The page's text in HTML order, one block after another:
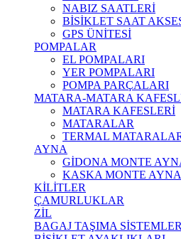
NABIZ SAATLERİ
BİSİKLET SAAT
GPS ÜNİTESİ
POMPALAR
EL POMPALARI
YER POMPALARI
POMPA PARÇALARI
MATARA-MATARA
MATARA KAFESLERİ
MATARALAR
TERMAL
AYNA
GİDONA MONTE
KASKA MONTE
KİLİTLER
ÇAMURLUKLAR
ZİL
BAGAJ TAŞIMA